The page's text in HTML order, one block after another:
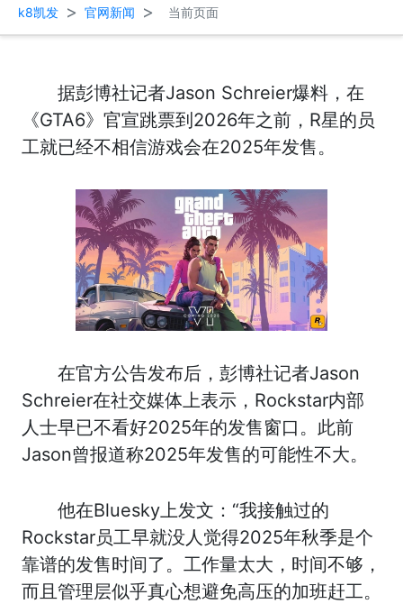
k8凯发 > 官网新闻 > 当前页面
据彭博社记者Jason Schreier爆料，在
《GTA6》官宣跳票到2026年之前，R星的员
工就已经不相信游戏会在2025年发售。
在官方公告发布后，彭博社记者Jason
Schreier在社交媒体上表示，Rockstar内部
人士早已不看好2025年的发售窗口。此前
Jason曾报道称2025年发售的可能性不大。
他在Bluesky上发文：“我接触过的
Rockstar员工早就没人觉得2025年秋季是个
靠谱的发售时间了。工作量太大，时间不够，
而且管理层似乎真心想避免高压的加班赶工。